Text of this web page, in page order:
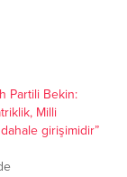
Partili Bekin:
Milli
girişimidir”